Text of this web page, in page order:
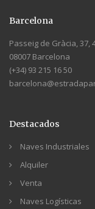
Barcelona
Passeig de Gràcia, 37,
08007 Barcelona
(+34) 93 215 16 50
Destacados
Naves Industriales
Alquiler
Venta
Naves Logísticas